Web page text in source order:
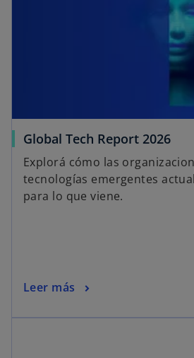
Global Tech Report 2026
Explorá cómo las
tecnologías emergentes
para lo que viene.
Leer más